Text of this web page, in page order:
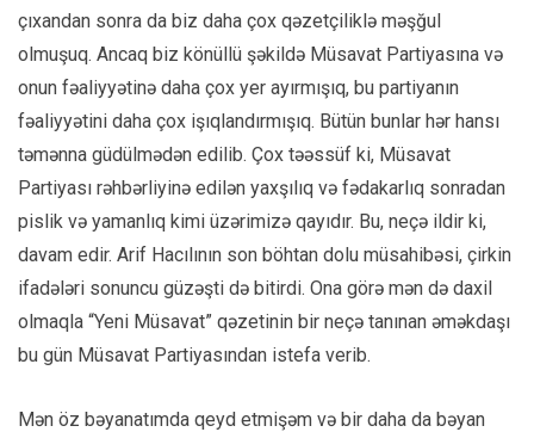
çıxandan sonra da biz daha çox qəzetçiliklə məşğul
olmuşuq. Ancaq biz könüllü şəkildə Müsavat Partiyasına və
onun fəaliyyətinə daha çox yer ayırmışıq, bu partiyanın
fəaliyyətini daha çox işıqlandırmışıq. Bütün bunlar hər hansı
təmənna güdülmədən edilib. Çox təəssüf ki, Müsavat
Partiyası rəhbərliyinə edilən yaxşılıq və fədakarlıq sonradan
pislik və yamanlıq kimi üzərimizə qayıdır. Bu, neçə ildir ki,
davam edir. Arif Hacılının son böhtan dolu müsahibəsi, çirkin
ifadələri sonuncu güzəşti də bitirdi. Ona görə mən də daxil
olmaqla “Yeni Müsavat” qəzetinin bir neçə tanınan əməkdaşı
bu gün Müsavat Partiyasından istefa verib.
Mən öz bəyanatımda qeyd etmişəm və bir daha da bəyan